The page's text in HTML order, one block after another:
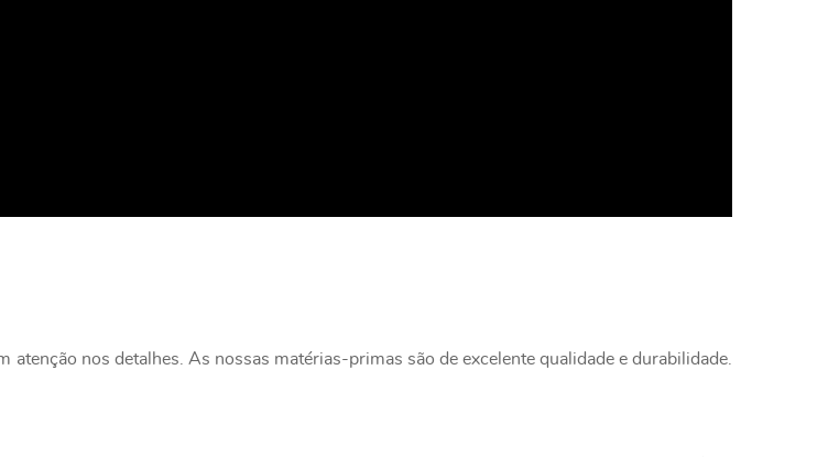
nos detalhes. As nossas matérias-primas são de excelente qualidade e durabilidade.